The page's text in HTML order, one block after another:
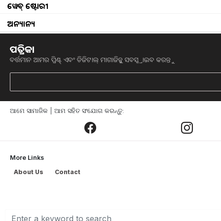
ୱେବ୍ ଷ୍ଟୋରୀ
ଅନ୍ୟାନ୍ୟ
ପତ୍ରିକା
ବର୍ତ୍ତମାନ ଆମର ପ୍ରିଣ୍ଟ୍ ଏବଂ ଡିଜିଟାଲ୍ ମାଗାଜିନ୍କୁ ସବସ୍କ୍ରାଇବ କରନ୍ତୁ
ଆମେ ସାମାଜିକ | ଆମ ସହିତ ସଂଯୋଗ କରନ୍ତୁ:
More Links
About Us
Contact
ମସିହାରେ, କୃଷି ଜାଗରଣ MFOI ପୁରସ୍କାର
ଏହା ମଧ୍ୟ ଭାରତୀୟ କୃଷି କ୍ଷେତ୍ରରେ
କୃଷି ଜାଗରଣ ପଦକ୍ଷେପର ଅନ୍ୟତମ ମୁଖ୍ୟ
ଯାହା ସାରା ଦେଶରେ ଏକ ପରିବର୍ତ୍ତନଶୀଳ
ଅଞ୍ଚଳକୁ ଭ୍ରମଣ କରି ଏହି ଯାତ୍ରା ପ୍ରଗତିଶୀଳ